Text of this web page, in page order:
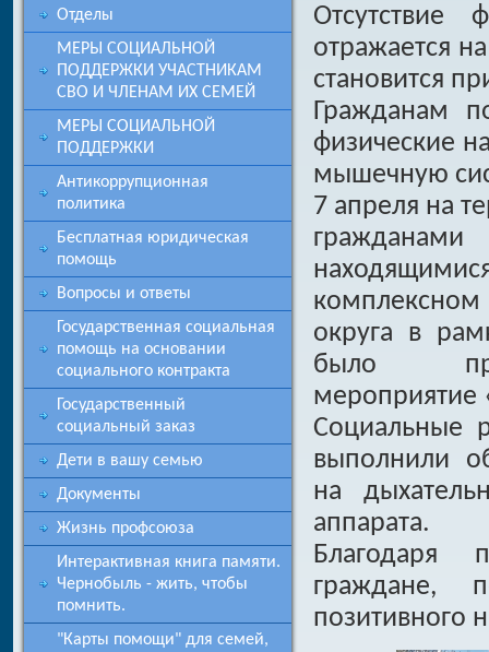
Отделы
МЕРЫ СОЦИАЛЬНОЙ
ПОДДЕРЖКИ УЧАСТНИКАМ
СВО И ЧЛЕНАМ ИХ СЕМЕЙ
МЕРЫ СОЦИАЛЬНОЙ
ПОДДЕРЖКИ
Антикоррупционная
политика
Бесплатная юридическая
помощь
Вопросы и ответы
Государственная социальная
помощь на основании
социального контракта
Государственный
социальный заказ
Дети в вашу семью
Документы
Жизнь профсоюза
Интерактивная книга памяти.
Чернобыль - жить, чтобы
помнить.
"Карты помощи" для семей,
Отсутствие
отражается
становится
Гражданам
физические
мышечную
7 апреля на
округа в
было
мероприятие
Социальные
выполнили
на
аппарата.
Благодаря
граждане,
позитивного